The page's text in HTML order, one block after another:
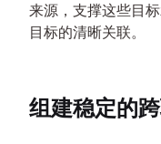
来源，支撑这些目
目标的清晰关联。
组建稳定的